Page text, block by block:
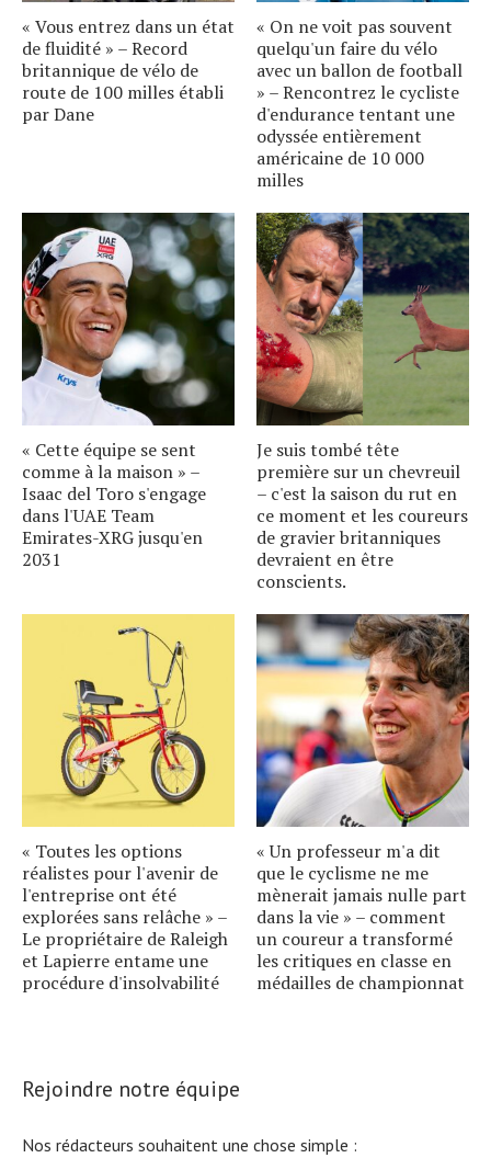
« Vous entrez dans un état
de fluidité » – Record
britannique de vélo de
route de 100 milles établi
par Dane
« On ne voit pas souvent
quelqu'un faire du vélo
avec un ballon de football
» – Rencontrez le cycliste
d'endurance tentant une
odyssée entièrement
américaine de 10 000
milles
« Cette équipe se sent
comme à la maison » –
Isaac del Toro s'engage
dans l'UAE Team
Emirates-XRG jusqu'en
2031
Je suis tombé tête
première sur un chevreuil
– c'est la saison du rut en
ce moment et les coureurs
de gravier britanniques
devraient en être
conscients.
« Toutes les options
réalistes pour l'avenir de
l'entreprise ont été
explorées sans relâche » –
Le propriétaire de Raleigh
et Lapierre entame une
procédure d'insolvabilité
« Un professeur m'a dit
que le cyclisme ne me
mènerait jamais nulle part
dans la vie » – comment
un coureur a transformé
les critiques en classe en
médailles de championnat
Rejoindre notre équipe
Nos rédacteurs souhaitent une chose simple :